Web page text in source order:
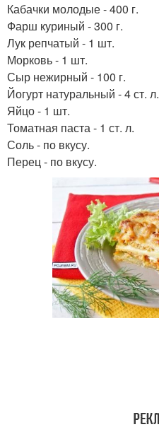
Кабачки молодые - 400 г.
Фарш куриный - 300 г.
Лук репчатый - 1 шт.
Морковь - 1 шт.
Сыр нежирный - 100 г.
Йогурт натуральный - 4 ст. л.
Яйцо - 1 шт.
Томатная паста - 1 ст. л.
Соль - по вкусу.
Перец - по вкусу.